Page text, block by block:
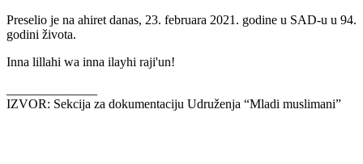
Preselio je na ahiret danas, 23. februara 2021. godine u SAD-u u 94.
godini života.
Inna lillahi wa inna ilayhi raji'un!
IZVOR: Sekcija za dokumentaciju Udruženja “Mladi muslimani”